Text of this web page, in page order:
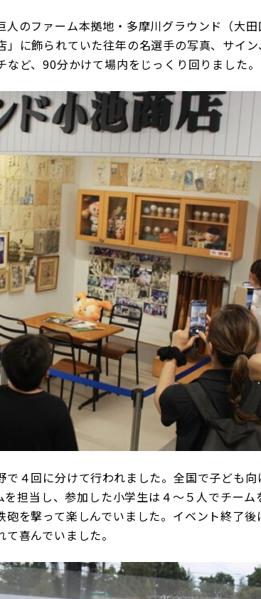
のファーム本拠地・多摩川グラウンド（大
に飾られていた往年の名選手の写真、サイ
ど、90分かけて場内をじっくり回りました。
４回に分けて行われました。全国で子ども
担当し、参加した小学生は４～５人でチーム
を撃って楽しんでいました。イベント終了
喜んでいました。